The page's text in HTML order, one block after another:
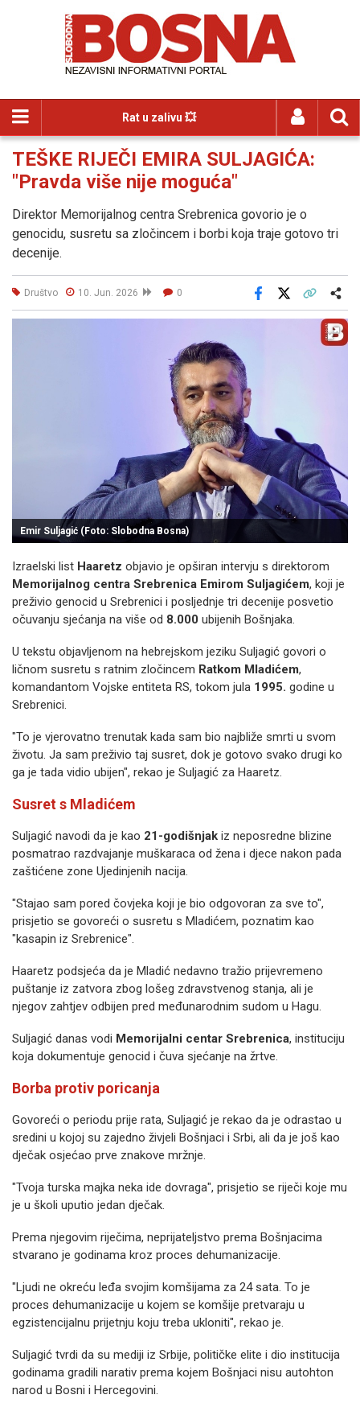
Rat u zalivu 💥
TEŠKE RIJEČI EMIRA SULJAGIĆA:
"Pravda više nije moguća"
Direktor Memorijalnog centra Srebrenica govorio je o
genocidu, susretu sa zločincem i borbi koja traje gotovo tri
decenije.
Društvo 10. Jun. 2026 0
Facebook
Emir Suljagić (Foto: Slobodna Bosna)
Izraelski list Haaretz objavio je opširan intervju s direktorom
Memorijalnog centra Srebrenica Emirom Suljagićem, koji je
preživio genocid u Srebrenici i posljednje tri decenije posvetio
očuvanju sjećanja na više od 8.000 ubijenih Bošnjaka.
U tekstu objavljenom na hebrejskom jeziku Suljagić govori o
ličnom susretu s ratnim zločincem Ratkom Mladićem,
komandantom Vojske entiteta RS, tokom jula 1995. godine u
Srebrenici.
"To je vjerovatno trenutak kada sam bio najbliže smrti u svom
životu. Ja sam preživio taj susret, dok je gotovo svako drugi ko
ga je tada vidio ubijen", rekao je Suljagić za Haaretz.
Susret s Mladićem
Suljagić navodi da je kao 21-godišnjak iz neposredne blizine
posmatrao razdvajanje muškaraca od žena i djece nakon pada
zaštićene zone Ujedinjenih nacija.
"Stajao sam pored čovjeka koji je bio odgovoran za sve to",
prisjetio se govoreći o susretu s Mladićem, poznatim kao
"kasapin iz Srebrenice".
Haaretz podsjeća da je Mladić nedavno tražio prijevremeno
puštanje iz zatvora zbog lošeg zdravstvenog stanja, ali je
njegov zahtjev odbijen pred međunarodnim sudom u Hagu.
Suljagić danas vodi Memorijalni centar Srebrenica, instituciju
koja dokumentuje genocid i čuva sjećanje na žrtve.
Borba protiv poricanja
Govoreći o periodu prije rata, Suljagić je rekao da je odrastao u
sredini u kojoj su zajedno živjeli Bošnjaci i Srbi, ali da je još kao
dječak osjećao prve znakove mržnje.
"Tvoja turska majka neka ide dovraga", prisjetio se riječi koje mu
je u školi uputio jedan dječak.
Prema njegovim riječima, neprijateljstvo prema Bošnjacima
stvarano je godinama kroz proces dehumanizacije.
"Ljudi ne okreću leđa svojim komšijama za 24 sata. To je
proces dehumanizacije u kojem se komšije pretvaraju u
egzistencijalnu prijetnju koju treba ukloniti", rekao je.
Suljagić tvrdi da su mediji iz Srbije, političke elite i dio institucija
godinama gradili narativ prema kojem Bošnjaci nisu autohton
narod u Bosni i Hercegovini.